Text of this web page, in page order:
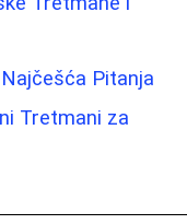
Pitanja
Tretmani za